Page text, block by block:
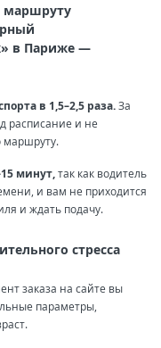
маршруту
в Париже —
в 1,5–2,5 раза.За
расписание и не
маршруту.
минут,так как водитель
и вам не приходится
и ждать подачу.
стресса
заказа на сайте вы
параметры,